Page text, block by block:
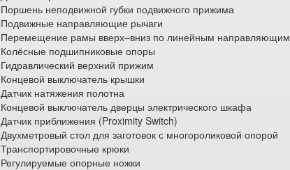
Поршень неподвижной губки подвижного прижима
Подвижные направляющие рычаги
Перемещение рамы вверх–вниз по линейным направляющим
Колёсные подшипниковые опоры
Гидравлический верхний прижим
Концевой выключатель крышки
Датчик натяжения полотна
Концевой выключатель дверцы электрического шкафа
Датчик приближения (Proximity Switch)
Двухметровый стол для заготовок с многороликовой опорой
Транспортировочные крюки
Регулируемые опорные ножки